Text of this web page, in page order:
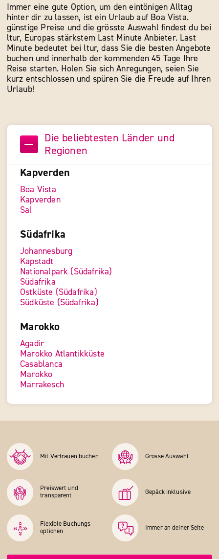
Immer eine gute Option, um den eintönigen Alltag
hinter dir zu lassen, ist ein Urlaub auf Boa Vista.
günstige Preise und die grösste Auswahl findest du bei
ltur, Europas stärkstem Last Minute Anbieter. Last
Minute bedeutet bei ltur, dass Sie die besten Angebote
buchen und innerhalb der kommenden 45 Tage Ihre
Reise starten. Holen Sie sich Anregungen, seien Sie
kurz entschlossen und spüren Sie die Freude auf Ihren
Urlaub!
Die beliebtesten Länder und
Regionen
Kapverden
Boa Vista
Kapverden
Sal
Südafrika
Johannesburg
Kapstadt
Nationalpark (Südafrika)
Südafrika
Ostküste (Südafrika)
Südküste (Südafrika)
Marokko
Agadir
Marokko Atlantikküste
Casablanca
Marokko
Marrakesch
Mit Vertrauen buchen Grosse Auswahl
Preiswert und
transparent
Gepäck inklusive
Flexible Buchungs­
optionen
Immer an deiner Seite